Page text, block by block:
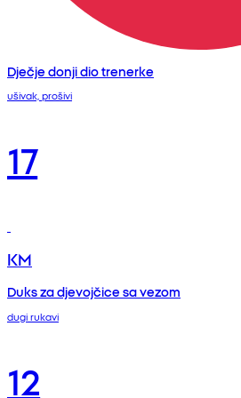
Dječje donji dio trenerke
ušivak, prošivi
17
KM
Duks za djevojčice sa vezom
dugi rukavi
12